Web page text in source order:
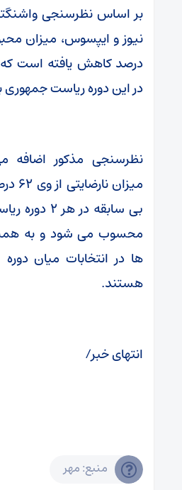
بر اساس نظرسنجی
درصد کاهش یافته است که
در این دوره ریاست جمهوری
نظرسنجی مذکور اضافه
بی‌ سابقه در
محسوب می شود و به
ها در انتخابات میان‌
هستند.
انتهای خبر/
منبع: مهر